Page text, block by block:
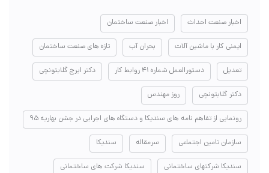
اخبار صنعت احداث اخبار صنعت ساختمان
ایمنی کار با ماشین آلات بحران آب تازه های صنعت ساختمان
تعدیل دستورالعمل شماره ۴۱ روابط کار دکتر ایرج گلابتونچی
دکتر گلابتونچی روز مهندس
رونمایی از تفاهم نامه های سندیکا و دستگاه های اجرایی در جشن بهاریه ۹۵
سازمان تامین اجتماعی سرمقاله سندیکا
سندیکا شرکتهای ساختمانی سندیکا شرکت های ساختمانی